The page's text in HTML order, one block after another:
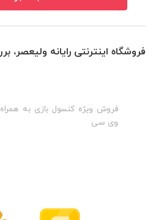
فروشگاه اینترنتی رایانه ولیعصر،
فروش ویژه کنسول بازی به همراه
وی سی